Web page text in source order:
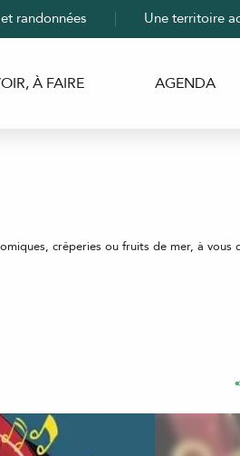
randonnées Une territoire
À FAIRE AGENDA
crêperies ou fruits de mer, à vous